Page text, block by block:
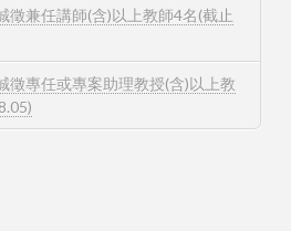
徵兼任講師(含)以上教師4名(截止
徵專任或專案助理教授(含)以上教